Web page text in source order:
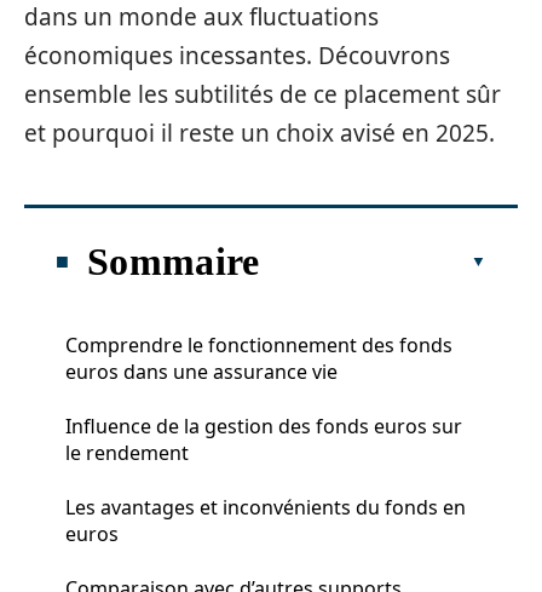
dans un monde aux fluctuations
économiques incessantes. Découvrons
ensemble les subtilités de ce placement sûr
et pourquoi il reste un choix avisé en 2025.
Sommaire
Comprendre le fonctionnement des fonds
euros dans une assurance vie
Influence de la gestion des fonds euros sur
le rendement
Les avantages et inconvénients du fonds en
euros